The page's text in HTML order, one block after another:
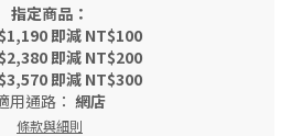
指定商品：
即減 NT$100
即減 NT$200
即減 NT$300
用通路： 網店
條款與細則